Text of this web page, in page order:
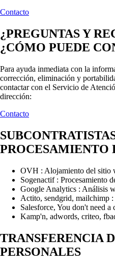
Contacto
¿PREGUNTAS Y
¿CÓMO PUEDE
Para ayuda inmediata con la
corrección, eliminación y
contactar con el Servicio de
dirección:
Contacto
PROCESAMIENTO
OVH : Alojamiento del sitio
Sogenactif : Procesamiento
Google Analytics : Análisis
Actito, sendgrid, mailchimp
Salesforce, You don't need
Kamp'n, adwords, criteo,
TRANSFERENCIA
PERSONALES